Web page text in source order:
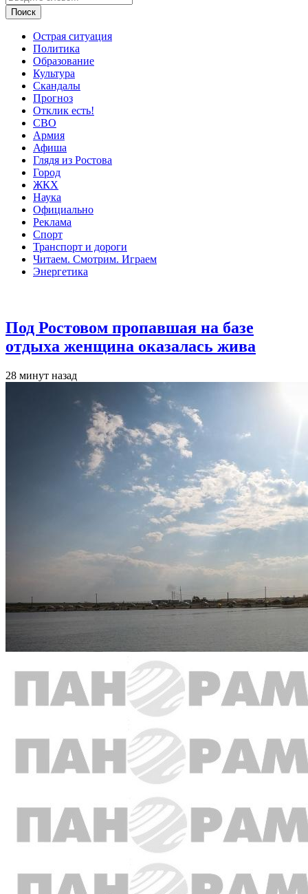
Острая ситуация
Политика
Образование
Культура
Скандалы
Прогноз
Отклик есть!
СВО
Армия
Афиша
Глядя из Ростова
Город
ЖКХ
Наука
Официально
Реклама
Спорт
Транспорт и дороги
Читаем. Смотрим. Играем
Энергетика
Под Ростовом пропавшая на базе
отдыха женщина оказалась жива
28 минут назад